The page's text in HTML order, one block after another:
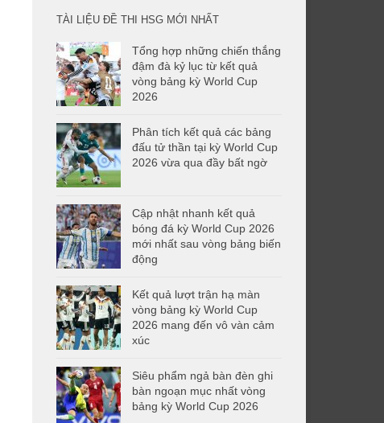
TÀI LIỆU ĐỀ THI HSG MỚI NHẤT
Tổng hợp những chiến thắng
đậm đà kỷ lục từ kết quả
vòng bảng kỳ World Cup
2026
Phân tích kết quả các bảng
đấu tử thần tại kỳ World Cup
2026 vừa qua đầy bất ngờ
Cập nhật nhanh kết quả
bóng đá kỳ World Cup 2026
mới nhất sau vòng bảng biến
động
Kết quả lượt trận hạ màn
vòng bảng kỳ World Cup
2026 mang đến vô vàn cảm
xúc
Siêu phẩm ngả bàn đèn ghi
bàn ngoạn mục nhất vòng
bảng kỳ World Cup 2026